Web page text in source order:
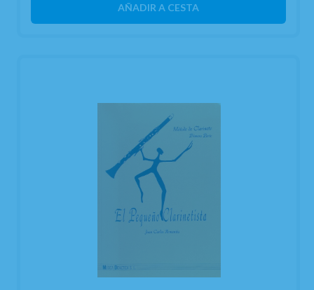
AÑADIR A CESTA